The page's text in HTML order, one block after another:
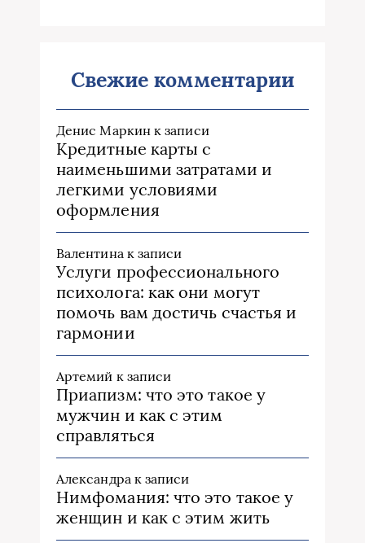
Свежие комментарии
Денис Маркинк записи
Кредитные карты с
наименьшими затратами и
легкими условиями
оформления
Валентина к записи
Услуги профессионального
психолога: как они могут
помочь вам достичь счастья и
гармонии
Артемий к записи
Приапизм: что это такое у
мужчин и как с этим
справляться
Александра к записи
Нимфомания: что это такое у
женщин и как с этим жить